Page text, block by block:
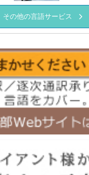
その他の言語サービス